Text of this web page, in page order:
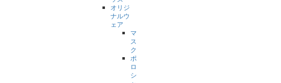
オリジ
ナルウ
ェア
マ
ス
ク
ポ
ロ
シ